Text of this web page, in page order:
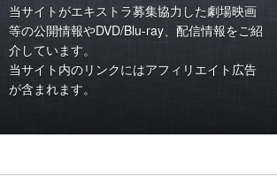
当サイトがエキストラ募集協力した劇場映画
等の公開情報やDVD/Blu-ray、配信情報をご紹
介しています。
当サイト内のリンクにはアフィリエイト広告
が含まれます。